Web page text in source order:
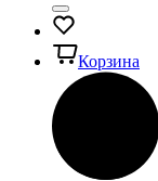
Корзина